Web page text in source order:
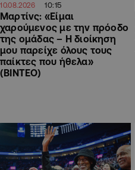
10.08.2026 10:15
Μαρτίνς: «Είμαι
χαρούμενος με την πρόοδο
της ομάδας – Η διοίκηση
μου παρείχε όλους τους
παίκτες που ήθελα»
(ΒΙΝΤΕΟ)